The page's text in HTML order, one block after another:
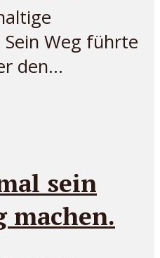
Weg führte
den...
sein
machen.